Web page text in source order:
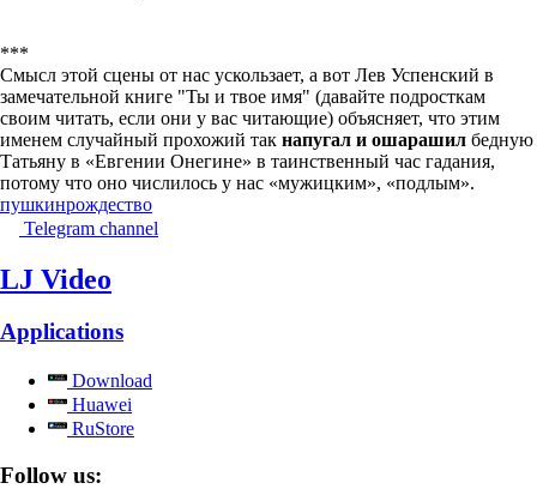
***
Смысл этой сцены от нас ускользает, а вот Лев Успенский в
замечательной книге "Ты и твое имя" (давайте подросткам
своим читать, если они у вас читающие) объясняет, что этим
именем случайный прохожий так напугал и ошарашил бедную
Татьяну в «Евгении Онегине» в таинственный час гадания,
потому что оно числилось у нас «мужицким», «подлым».
пушкинрождество
Telegram channel
LJ Video
Applications
Download
Huawei
RuStore
Follow us: